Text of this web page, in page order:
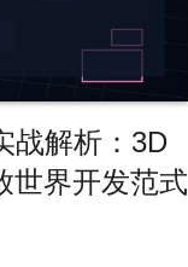
战解析：3D
世界开发范式